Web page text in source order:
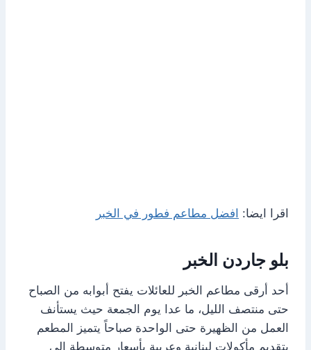
اقرا ايضا: افضل مطاعم فطور في الخبر
بلو جاردن الخبر
أحد أرقى مطاعم الخبر للعائلات يفتح أبوابه من الصباح
حتى منتصف الليل، ما عدا يوم الجمعة حيث يستأنف
العمل من الظهيرة حتى الواحدة صباحاً يتميز المطعم
بتقديم مأكولات لبنانية وعربية بأسعار متوسطة إلى